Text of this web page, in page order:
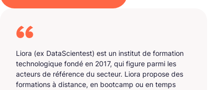
Liora (ex DataScientest) est un institut de formation
technologique fondé en 2017, qui figure parmi les
acteurs de référence du secteur. Liora propose des
formations à distance, en bootcamp ou en temps